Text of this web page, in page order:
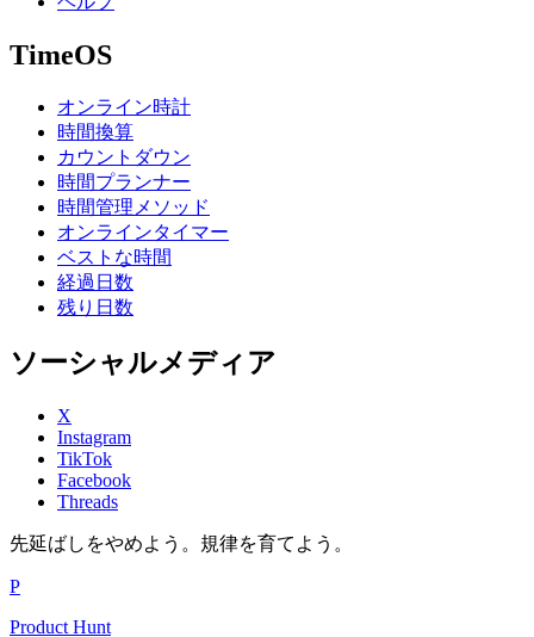
TimeOS
オンライン時計
時間換算
カウントダウン
時間プランナー
時間管理メソッド
オンラインタイマー
ベストな時間
経過日数
残り日数
ソーシャルメディア
X
Instagram
TikTok
Facebook
Threads
先延ばしをやめよう。規律を育てよう。
P
Product Hunt